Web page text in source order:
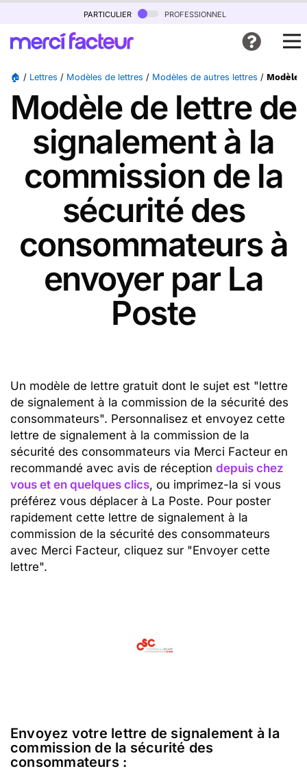
particulier professionnel
🏠 / Lettres / Modèles de lettres / Modèles de autres lettres / Modèle
Modèle de lettre de
signalement à la
commission de la
sécurité des
consommateurs à
envoyer par La
Poste
Un modèle de lettre gratuit dont le sujet est "lettre
de signalement à la commission de la sécurité des
consommateurs". Personnalisez et envoyez cette
lettre de signalement à la commission de la
sécurité des consommateurs via Merci Facteur en
recommandé avec avis de réception depuis chez
vous et en quelques clics, ou imprimez-la si vous
préférez vous déplacer à La Poste. Pour poster
rapidement cette lettre de signalement à la
commission de la sécurité des consommateurs
avec Merci Facteur, cliquez sur "Envoyer cette
lettre".
Envoyez votre lettre de signalement à la
commission de la sécurité des
consommateurs :